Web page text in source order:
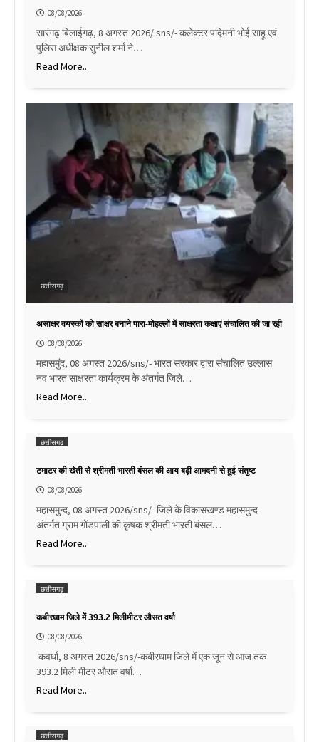
08/08/2026
सारंगढ़ बिलाईगढ़, 8 अगस्त 2026/ sns/- कलेक्टर पद्मिनी भोई साहू एवं
पुलिस अधीक्षक सुनील शर्मा ने…
Read More..
छत्तीसगढ़
असाक्षर वयस्कों को साक्षर बनाने पारा-मोहल्लों में साक्षरता कक्षाएं संचालित की जा रही
08/08/2026
महासमुंद, 08 अगस्त 2026/sns/- भारत सरकार द्वारा संचालित उल्लास
नव भारत साक्षरता कार्यक्रम के अंतर्गत जिले…
Read More..
छत्तीसगढ़
टमाटर की खेती से श्रीमती भारती बंसल की आय बढ़ी आमदनी से हुई संतुष्ट
08/08/2026
महासमुन्द, 08 अगस्त 2026/sns/- जिले के विकासखण्ड महासमुन्द
अंतर्गत ग्राम गोंडपाली की कृषक श्रीमती भारती बंसल…
Read More..
छत्तीसगढ़
कबीरधाम जिले में 393.2 मिलीमीटर औसत वर्षा
08/08/2026
कवर्धा, 8 अगस्त 2026/sns/-कबीरधाम जिले में एक जून से आज तक
393.2 मिली मीटर औसत वर्षा…
Read More..
छत्तीसगढ़